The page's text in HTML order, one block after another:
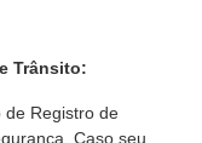
Trânsito:
de Registro de
Caso seu